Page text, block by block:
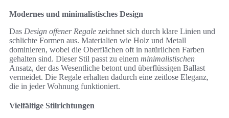
Modernes und minimalistisches Design
Das Design offener Regale zeichnet sich durch klare Linien und
schlichte Formen aus. Materialien wie Holz und Metall
dominieren, wobei die Oberflächen oft in natürlichen Farben
gehalten sind. Dieser Stil passt zu einem minimalistischen
Ansatz, der das Wesentliche betont und überflüssigen Ballast
vermeidet. Die Regale erhalten dadurch eine zeitlose Eleganz,
die in jeder Wohnung funktioniert.
Vielfältige Stilrichtungen